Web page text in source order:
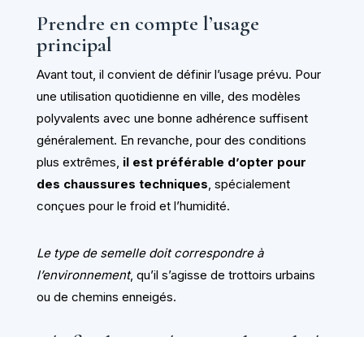
Prendre en compte l’usage
principal
Avant tout, il convient de définir l’usage prévu. Pour
une utilisation quotidienne en ville, des modèles
polyvalents avec une bonne adhérence suffisent
généralement. En revanche, pour des conditions
plus extrêmes, il est préférable d’opter pour
des chaussures techniques, spécialement
conçues pour le froid et l’humidité.
Le type de semelle doit correspondre à
l’environnement, qu’il s’agisse de trottoirs urbains
ou de chemins enneigés.